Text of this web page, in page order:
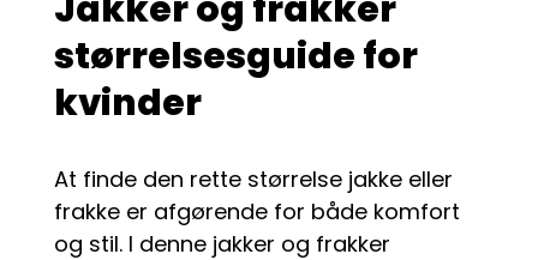
størrelsesguide for
kvinder
At finde den rette størrelse jakke eller
frakke er afgørende for både komfort
og stil. I denne jakker og frakker